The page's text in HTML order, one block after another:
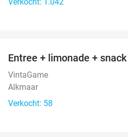
Entree + limonade + snack
VintaGame
Alkmaar
Verkocht: 58